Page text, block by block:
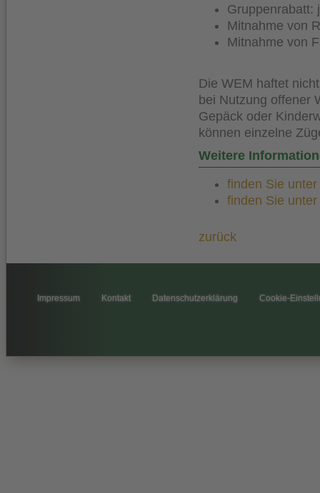
Gruppenrabatt:
Mitnahme von
Mitnahme von
Die WEM haftet
bei Nutzung offener
Gepäck oder
können einzelne
Weitere
finden Sie
finden Sie
zurück
Impressum Kontakt Datenschutzerklärung Cookie-